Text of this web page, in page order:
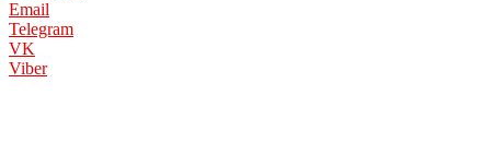
Email
Telegram
VK
Viber